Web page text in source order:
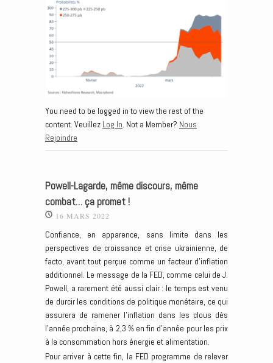
You need to be logged in to view the rest of the
content. Veuillez Log In. Not a Member? Nous
Rejoindre
Powell-Lagarde, même discours, même
combat… ça promet !
16 MARS 2022
Confiance, en apparence, sans limite dans les
perspectives de croissance et crise ukrainienne, de
facto, avant tout perçue comme un facteur d’inflation
additionnel. Le message de la FED, comme celui de J.
Powell, a rarement été aussi clair : le temps est venu
de durcir les conditions de politique monétaire, ce qui
assurera de ramener l’inflation dans les clous dès
l’année prochaine, à 2,3 % en fin d’année pour les prix
à la consommation hors énergie et alimentation.
Pour arriver à cette fin, la FED programme de relever